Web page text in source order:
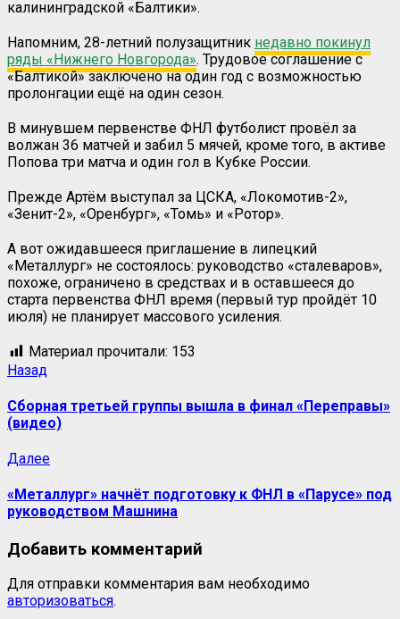
калининградской «Балтики».
Напомним, 28-летний полузащитник недавно покинул
ряды «Нижнего Новгорода». Трудовое соглашение с
«Балтикой» заключено на один год с возможностью
пролонгации ещё на один сезон.
В минувшем первенстве ФНЛ футболист провёл за
волжан 36 матчей и забил 5 мячей, кроме того, в активе
Попова три матча и один гол в Кубке России.
Прежде Артём выступал за ЦСКА, «Локомотив-2»,
«Зенит-2», «Оренбург», «Томь» и «Ротор».
А вот ожидавшееся приглашение в липецкий
«Металлург» не состоялось: руководство «сталеваров»,
похоже, ограничено в средствах и в оставшееся до
старта первенства ФНЛ время (первый тур пройдёт 10
июля) не планирует массового усиления.
Материал прочитали: 153
Назад
Сборная третьей группы вышла в финал «Переправы»
(видео)
Далее
«Металлург» начнёт подготовку к ФНЛ в «Парусе» под
руководством Машнина
Добавить комментарий
Для отправки комментария вам необходимо
авторизоваться.